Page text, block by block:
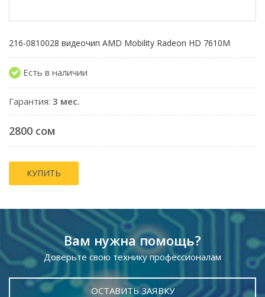
216-0810028 видеочип AMD Mobility Radeon HD 7610M
Есть в наличии
Гарантия: 3 мес.
2800 сом
КУПИТЬ
Вам нужна помощь?
Доверьте свою технику профессионалам
ОСТАВИТЬ ЗАЯВКУ